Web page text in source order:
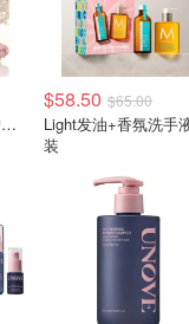
Purple 摩洛哥精油护理 50ml
$58.50 $65.00
Light发油+香氛洗手
装